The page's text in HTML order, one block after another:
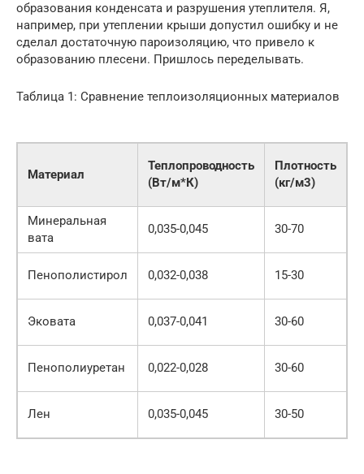
образования конденсата и разрушения утеплителя. Я,
например, при утеплении крыши допустил ошибку и не
сделал достаточную пароизоляцию, что привело к
образованию плесени. Пришлось переделывать.
Таблица 1: Сравнение теплоизоляционных материалов
Материал
Теплопроводность
(Вт/м*К)
Плотность
(кг/м3)
Минеральная
вата
0,035-0,045 30-70
Пенополистирол 0,032-0,038 15-30
Эковата 0,037-0,041 30-60
Пенополиуретан 0,022-0,028 30-60
Лен 0,035-0,045 30-50